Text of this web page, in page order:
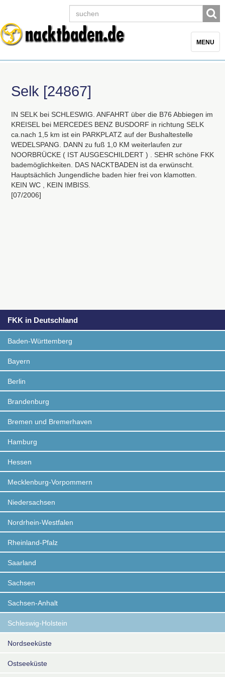
Toggle
MENU
Selk [24867]
IN SELK bei SCHLESWIG ANFAHRT über die B76 Abbiegen im
KREISEL bei MERCEDES BENZ BUSDORF in richtung SELK
ca.nach 1,5 km ist ein PARKPLATZ auf der Bushaltestelle
WEDELSPANG
DANN zu fuß 1,0 KM weiterlaufen zur
NOORBRÜCKE ( ISTAUSGESCHILDERT ) . SEHR schöne FKK
bademöglichkeiten. DAS NACKTBADEN ist da erwünscht.
Hauptsächlich Jungendliche baden hier frei von klamotten.
KEIN WC , KEIN IMBISS
[07/2006]
FKK in Deutschland
Baden-Württemberg
Bayern
Berlin
Brandenburg
Bremen und Bremerhaven
Hamburg
Hessen
Mecklenburg-Vorpommern
Niedersachsen
Nordrhein-Westfalen
Rheinland-Pfalz
Saarland
Sachsen
Sachsen-Anhalt
Schleswig-Holstein
Nordseeküste
Ostseeküste